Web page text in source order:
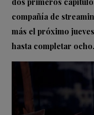
compañía de
más el próximo
hasta completar ocho.